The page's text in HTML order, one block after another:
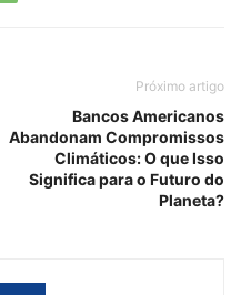
Próximo artigo
Bancos Americanos
Abandonam Compromissos
Climáticos: O que Isso
Significa para o Futuro do
Planeta?